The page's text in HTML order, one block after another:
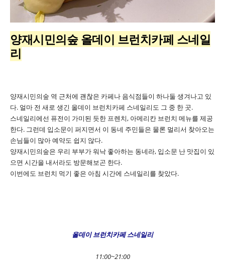
양재시민의숲 올데이 브런치카페 스네일
리
양재시민의숲 역 근처에 괜찮은 카페나 음식점들이 하나둘 생겨나고 있
다. 얼마 전 새로 생긴 올데이 브런치카페 스네일리도 그 중 한 곳.
스네일리에선 퓨전이 가미된 듯한 프렌치, 아메리칸 브런치 메뉴를 제공
한다. 그런데 입소문이 퍼지면서 이 동네 주민들은 물론 멀리서 찾아오는
손님들이 많아 예약도 쉽지 않다.
양재시민의숲은 우리 부부가 워낙 좋아하는 동네라, 입소문 난 맛집이 있
으면 시간을 내서라도 방문해보곤 한다.
이번에도 브런치 먹기 좋은 아침 시간에 스네일리를 찾았다.
올데이 브런치카페 스네일리
11:00~21:00